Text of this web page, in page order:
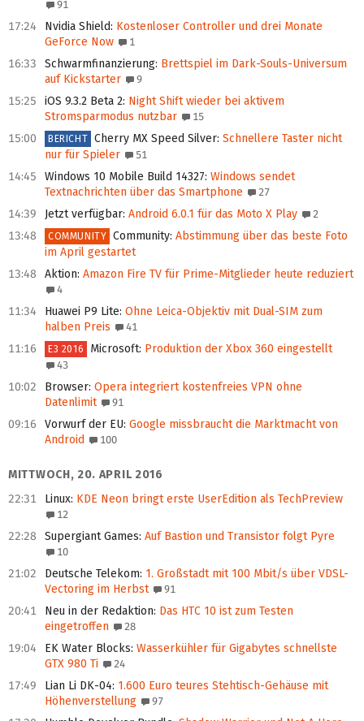
91
17:24 Nvidia Shield: Kostenloser Controller und drei Monate
GeForce Now
1
16:33 Schwarmfinanzierung: Brettspiel im Dark-Souls-Universum
auf Kickstarter
9
15:25 iOS 9.3.2 Beta 2: Night Shift wieder bei aktivem
Stromsparmodus nutzbar
15
15:00 BERICHT Cherry MX Speed Silver: Schnellere Taster nicht
nur für Spieler
51
14:45 Windows 10 Mobile Build 14327: Windows sendet
Textnachrichten über das Smartphone
27
14:39 Jetzt verfügbar: Android 6.0.1 für das Moto X Play 2
13:48 COMMUNITY Community: Abstimmung über das beste Foto
im April gestartet
13:48
Aktion: Amazon Fire TV für Prime-Mitglieder heute reduziert
4
11:34 Huawei P9 Lite: Ohne Leica-Objektiv mit Dual-SIM zum
halben Preis
41
11:16 E3 2016 Microsoft: Produktion der Xbox 360 eingestellt
43
10:02 Browser: Opera integriert kostenfreies VPN ohne
Datenlimit
91
09:16 Vorwurf der EU: Google missbraucht die Marktmacht von
Android
100
MITTWOCH, 20. APRIL 2016
22:31
Linux: KDE Neon bringt erste UserEdition als TechPreview
12
22:28 Supergiant Games: Auf Bastion und Transistor folgt Pyre
10
21:02 Deutsche Telekom: 1. Großstadt mit 100 Mbit/s über VDSL-
Vectoring im Herbst
91
20:41 Neu in der Redaktion: Das HTC 10 ist zum Testen
eingetroffen
28
19:04 EK Water Blocks: Wasserkühler für Gigabytes schnellste
GTX 980 Ti
24
17:49 Lian Li DK-04: 1.600 Euro teures Stehtisch-Gehäuse mit
Höhenverstellung
97